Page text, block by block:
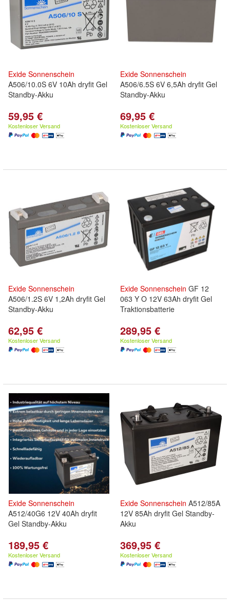
Exide Sonnenschein
A506/10.0S 6V 10Ah dryfit Gel
Standby-Akku
59,95 €
Kostenloser Versand
Exide Sonnenschein
A506/6.5S 6V 6,5Ah dryfit Gel
Standby-Akku
69,95 €
Kostenloser Versand
Exide Sonnenschein
A506/1.2S 6V 1,2Ah dryfit Gel
Standby-Akku
62,95 €
Kostenloser Versand
Exide Sonnenschein GF 12
063 Y O 12V 63Ah dryfit Gel
Traktionsbatterie
289,95 €
Kostenloser Versand
Exide Sonnenschein
A512/40G6 12V 40Ah dryfit
Gel Standby-Akku
189,95 €
Kostenloser Versand
Exide Sonnenschein A512/85A
12V 85Ah dryfit Gel Standby-
Akku
369,95 €
Kostenloser Versand